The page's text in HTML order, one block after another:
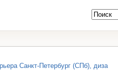
Санкт-Петербург (СПб), диза